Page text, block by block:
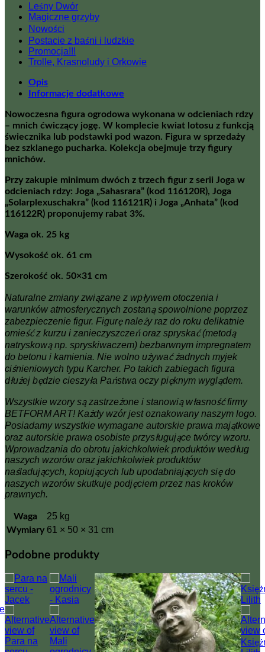
Leśny Dwór
Magiczne grzyby
Nowości
Postacie z baśni i ludzkie
Promocja!!!
Trolle, Krasnoludy i Orkowie
Opis
Informacje dodatkowe
Nowoczesna figura ogrodowa wykonana w odcieniach rdzy
– mnich ćwiczący jogę. W komplecie kwiat lotosu z funkcją
świecznika lub podstawki pod wazon. Figura w sprzedaży
bez szklanego pucharka. Kolekcja obejmuje trzy figury
mnichów.
Przy zakupie minimum dwóch z trzech figur z serii Joga w
odcieniach rdzy: Joga „Sahasrara” (kod 116120R), Joga
„Solarplexuschakra” (kod 116121R) i Joga „Anhata” (kod
116122R) proponujemy rabat 3%.
Waga ok. 25 kg
Wysokość ok. 61 cm
Szerokość ok. 50×31 cm
Naturalne zmiany związane z wpływem otoczenia i
warunków atmosferycznych zostaną spowolnione poprzez
zabezpieczenie figur. Figurę należy raz do roku delikatnie
omieść z kurzu i zanieczyszczeń oraz spryskać (metodą
natryskową np. spryskiwaczem) bezbarwnym impregnatem
do betonu i kamienia. Nie wolno używać żadnych myjek
ciśnieniowych typu Karcher. Po takich zabiegach figura
dłużej będzie cieszyła Państwa oczy pięknym wyglądem.
Wszystkie wzory są zastrzeżone i stanowią własność firmy
BETFORM ART! Każdy wzór jest oznakowany naszym logo.
Posiadamy wszystkie wymagane autorskie prawa majątkowe
oraz autorskie prawa osobiste przysługujące twórcy wzoru.
Wprowadzania do obrotu jakichkolwiek produktów według
naszych wzorów oraz jakichkolwiek produktów
naśladujących, kopiujących lub upodabniających się do
naszych wzorów skutkuje podjęciem przez nas kroków
prawnych.
Waga 25 kg
Wymiary 61 × 50 × 31 cm
Podobne produkty